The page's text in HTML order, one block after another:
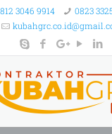
3046 9914
0823